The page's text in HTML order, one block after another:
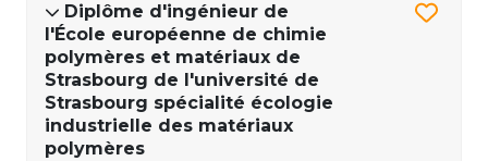
Diplôme d'ingénieur de
l'École européenne de chimie
polymères et matériaux de
Strasbourg de l'université de
Strasbourg spécialité écologie
industrielle des matériaux
polymères